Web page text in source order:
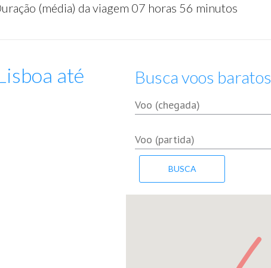
(média) da viagem 07 horas 56 minutos
até
Busca voos baratos